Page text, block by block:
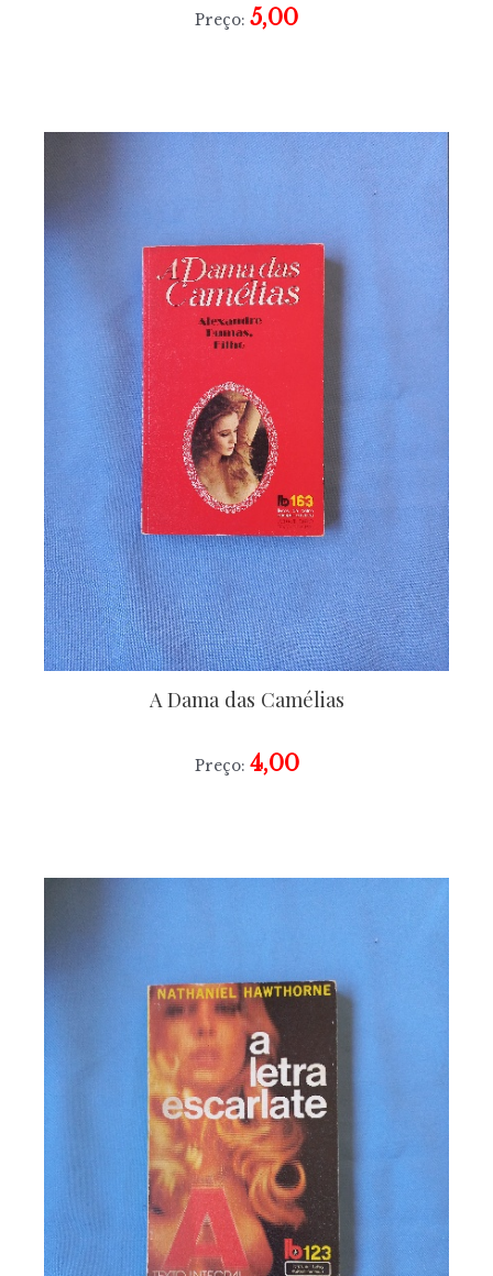
Preço: 5,00
A Dama das Camélias
Preço: 4,00